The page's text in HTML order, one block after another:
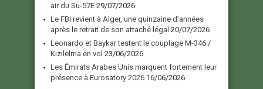
air du Su-57E 29/07/2026
Le FBI revient à Alger, une quinzaine d’années
après le retrait de son attaché légal 20/07/2026
Leonardo et Baykar testent le couplage M-346 /
Kızılelma en vol 23/06/2026
Les Émirats Arabes Unis marquent fortement leur
présence à Eurosatory 2026 16/06/2026